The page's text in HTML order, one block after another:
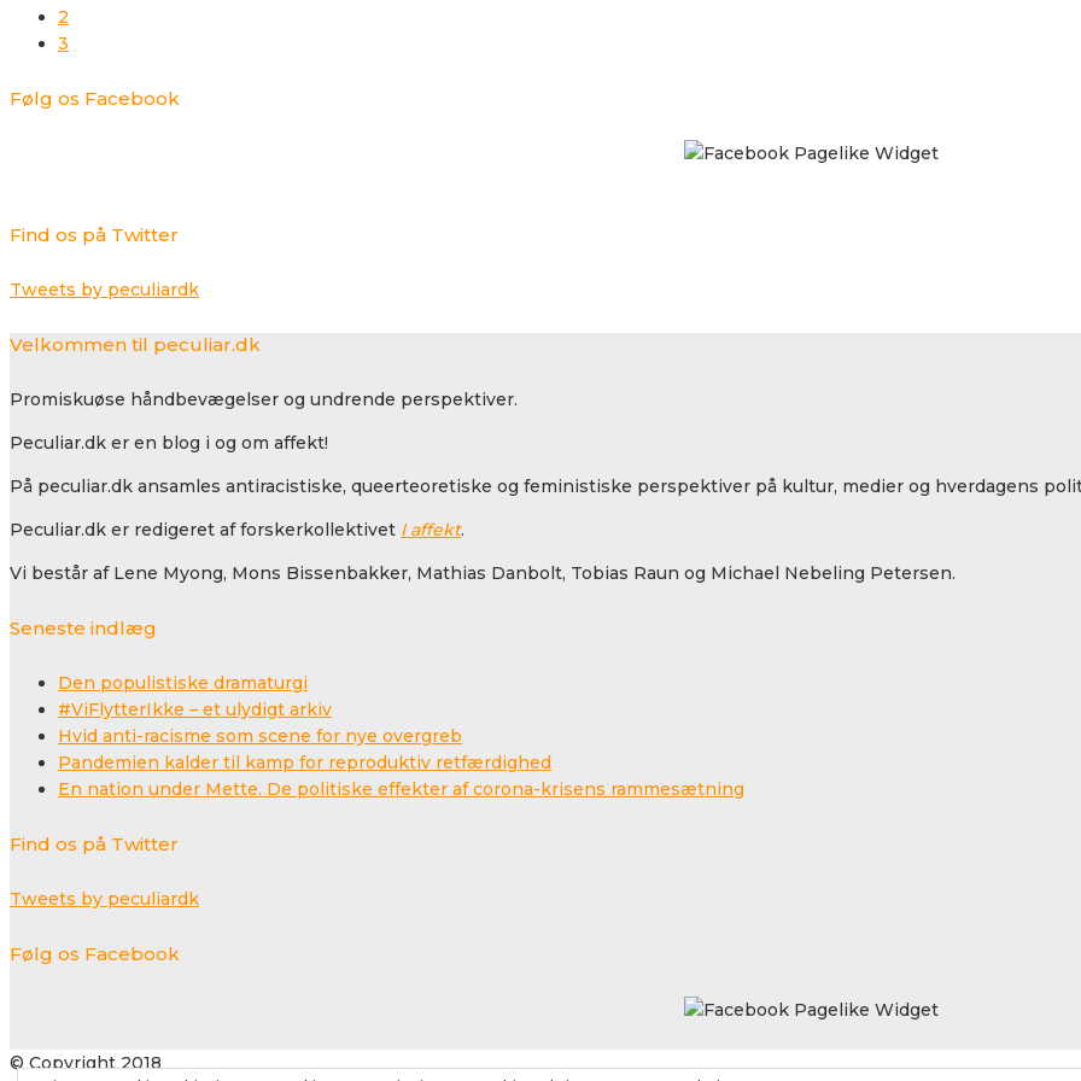
2
3
Følg os Facebook
Find os på Twitter
Tweets by peculiardk
Velkommen til peculiar.dk
Promiskuøse håndbevægelser og undrende perspektiver.
Peculiar.dk er en blog i og om affekt!
På peculiar.dk ansamles antiracistiske, queerteoretiske og feministiske perspektiver på kultur, medier og hverdagens
Peculiar.dk er redigeret af forskerkollektivet I affekt.
Vi består af Lene Myong, Mons Bissenbakker, Mathias Danbolt, Tobias Raun og Michael Nebeling Petersen.
Seneste indlæg
Den populistiske dramaturgi
#ViFlytterIkke – et ulydigt arkiv
Hvid anti-racisme som scene for nye overgreb
Pandemien kalder til kamp for reproduktiv retfærdighed
En nation under Mette. De politiske effekter af corona-krisens rammesætning
Find os på Twitter
Tweets by peculiardk
Følg os Facebook
© Copyright 2018